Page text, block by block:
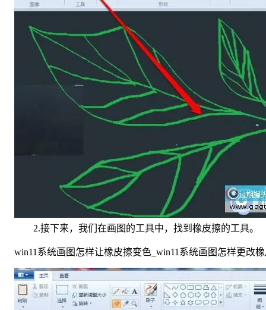
2.接下来，我们在画图的工具中，找到橡皮擦的工具。
win11系统画图怎样让橡皮擦变色_win11系统画图怎样更改